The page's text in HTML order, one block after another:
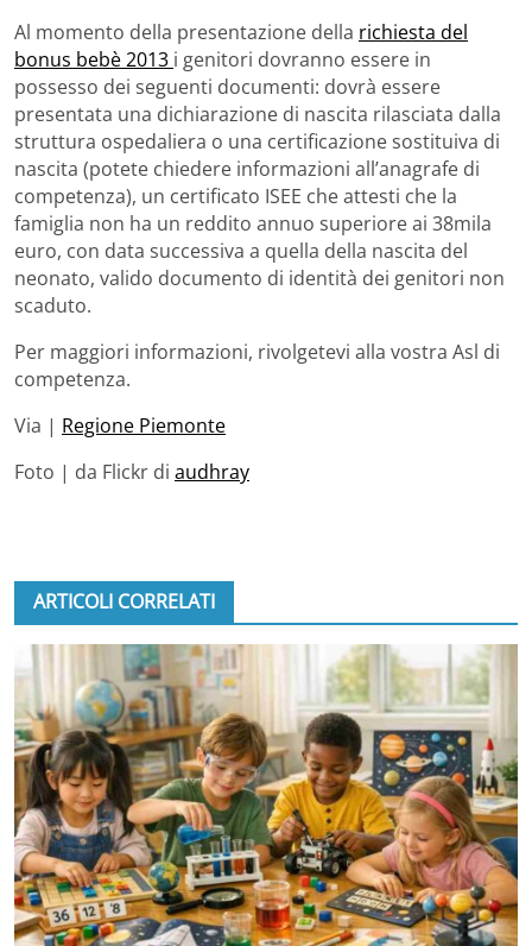
Al momento della presentazione della richiesta del
bonus bebè 2013 i genitori dovranno essere in
possesso dei seguenti documenti: dovrà essere
presentata una dichiarazione di nascita rilasciata dalla
struttura ospedaliera o una certificazione sostituiva di
nascita (potete chiedere informazioni all’anagrafe di
competenza), un certificato ISEE che attesti che la
famiglia non ha un reddito annuo superiore ai 38mila
euro, con data successiva a quella della nascita del
neonato, valido documento di identità dei genitori non
scaduto.
Per maggiori informazioni, rivolgetevi alla vostra Asl di
competenza.
Via | Regione Piemonte
Foto | da Flickr di audhray
ARTICOLI CORRELATI